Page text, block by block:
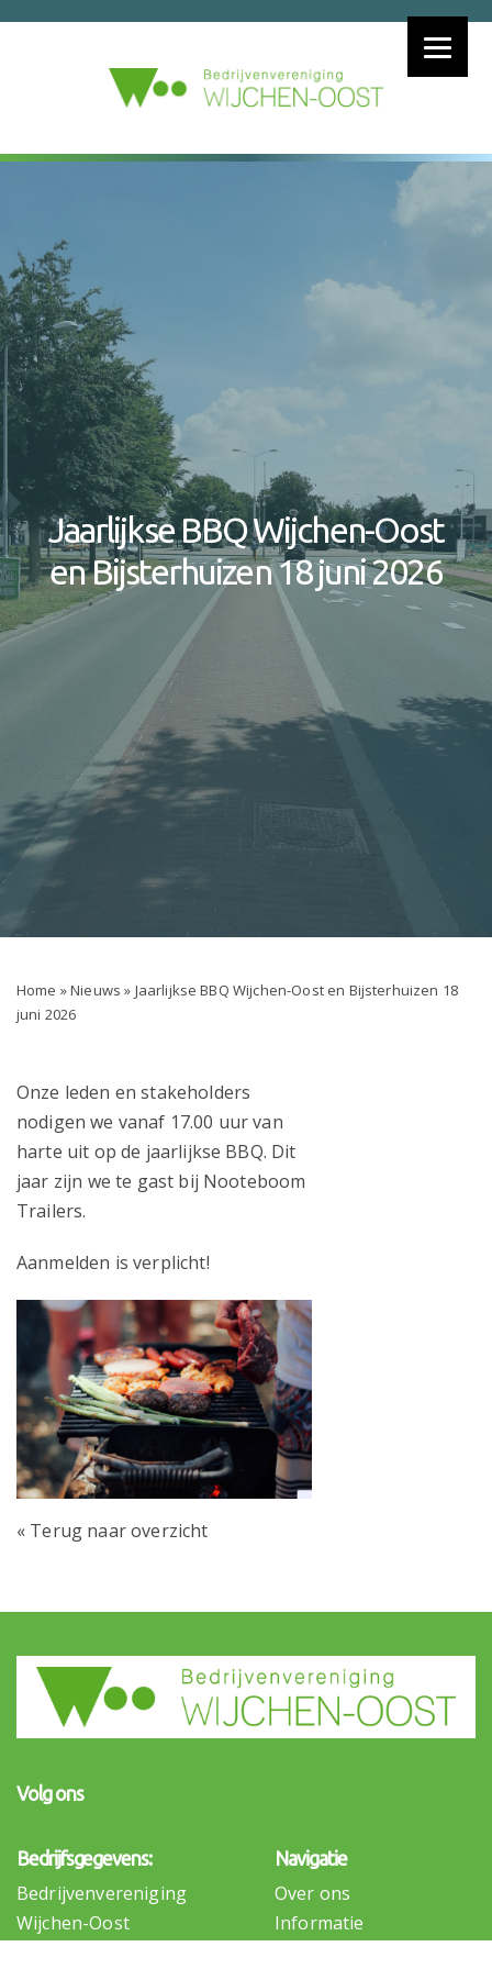
Jaarlijkse BBQ Wijchen-Oost
en Bijsterhuizen 18 juni 2026
Home »Nieuws » Jaarlijkse BBQ Wijchen-Oost en Bijsterhuizen 18
juni 2026
Onze leden en stakeholders
nodigen we vanaf 17.00 uur van
harte uit op de jaarlijkse BBQ. Dit
jaar zijn we te gast bij Nooteboom
Trailers.
Aanmelden is verplicht!
« Terug naar overzicht
Volg ons
Bedrijfsgegevens:
Bedrijvenvereniging
Wijchen-Oost
Navigatie
Over ons
Informatie